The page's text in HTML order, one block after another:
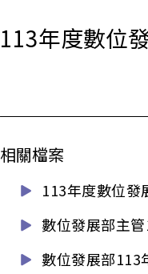
113年度數位
相關檔案
113年度數位發
數位發展部主
數位發展部113